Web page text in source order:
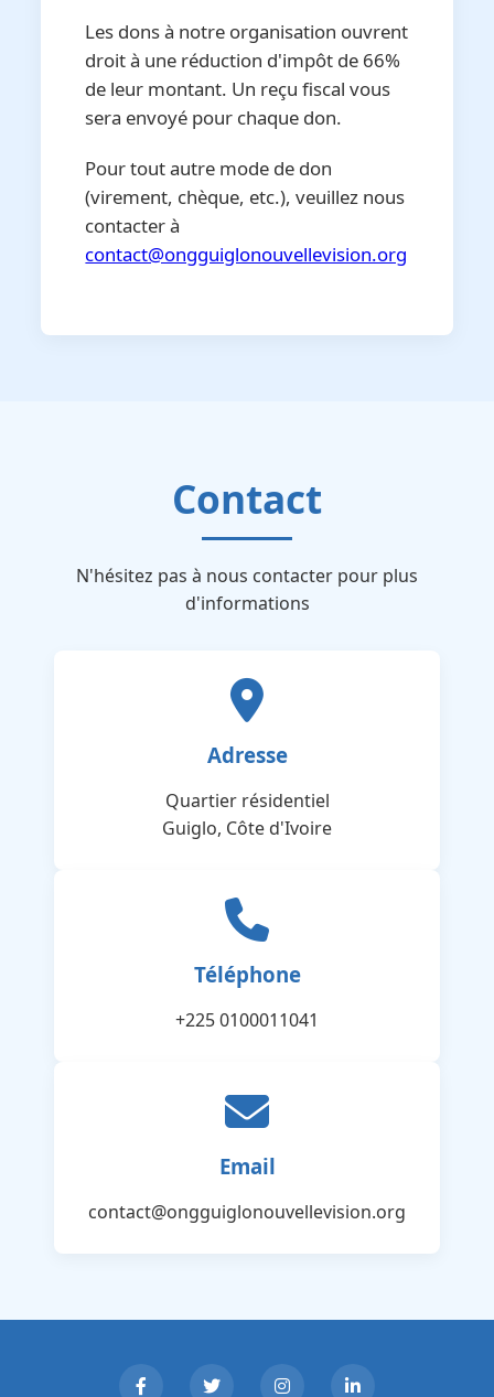
Les dons à notre organisation ouvrent
droit à une réduction d'impôt de 66%
de leur montant. Un reçu fiscal vous
sera envoyé pour chaque don.
Pour tout autre mode de don
(virement, chèque, etc.), veuillez nous
contacter à
contact@ongguiglonouvellevision.org
Contact
N'hésitez pas à nous contacter pour plus
d'informations
Adresse
Quartier résidentiel
Guiglo, Côte d'Ivoire
Téléphone
+225 0100011041
Email
contact@ongguiglonouvellevision.org